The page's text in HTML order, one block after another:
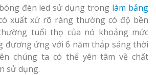
đèn led sử dụng trong làm bảng
xuất xứ rõ ràng thường có độ bền
tuổi thọ của nó khoảng mức
đương ứng với 6 năm thắp sáng thời
chúng ta có thể yên tâm về chất
sử dụng.